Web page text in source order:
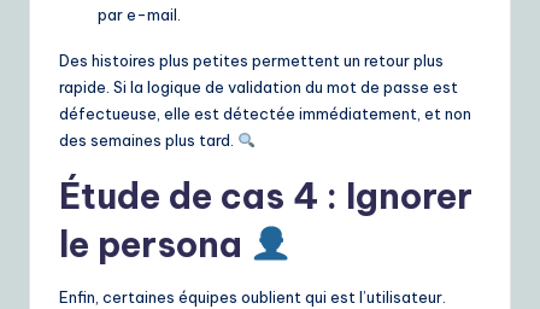
par e-mail.
Des histoires plus petites permettent un retour plus
rapide. Si la logique de validation du mot de passe est
défectueuse, elle est détectée immédiatement, et non
des semaines plus tard.
Étude de cas 4 : Ignorer
le persona
Enfin, certaines équipes oublient qui est l’utilisateur.